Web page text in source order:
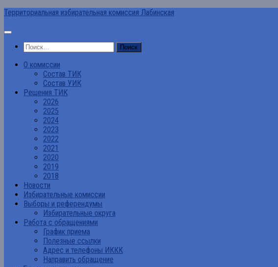
Перейти
содержимому
Территориальная избирательная комиссия Лабинская
Найти:
О комиссии
Состав ТИК
Состав УИК
Решения ТИК
2026
2025
2024
2023
2022
2021
2020
2019
2018
Новости
Избирательные комиссии
Выборы и референдумы
Избирательные округа
Работа с обращениями
График приема
Полезные ссылки
Адрес и телефоны ИККК
Направить обращение